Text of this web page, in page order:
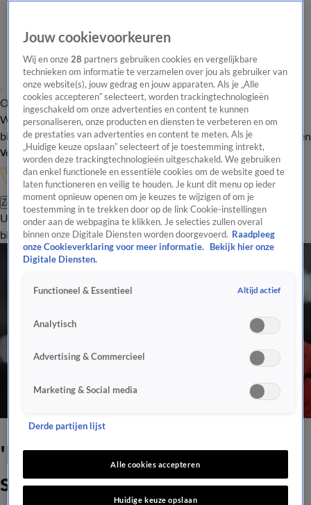
Overzicht Onze programma's Uitzendingen Onze gezichten
In de
WandelgangenInterviewsUitzending
bijwonenPodcastShopVeelgestelde vragenKijkersvraag insturen
Volg Vandaag Inside
Zoeken
UitzendingenVandaag InsideDe OranjezomerShopUitzending
bijwonen
'PSV komt in zoektocht naar
spits uit bij Groningen-flop'
Jouw cookievoorkeuren
Wij en onze28 partners gebruiken cookies en vergelijkbare
technieken om informatie te verzamelen over jou als gebruiker van
onze website(s), jouw gedrag en jouw apparaten. Als je „Alle
cookies accepteren” selecteert, worden trackingtechnologieën
ingeschakeld om onze advertenties en content te kunnen
personaliseren, onze producten en diensten te verbeteren en om
de prestaties van advertenties en content te meten. Als je
„Huidige keuze opslaan” selecteert of je toestemming intrekt,
worden deze trackingtechnologieën uitgeschakeld. We gebruiken
dan enkel functionele en essentiële cookies om de website goed te
laten functioneren en veilig te houden. Je kunt dit menu op ieder
moment opnieuw openen om je keuzes te wijzigen of om je
toestemming in te trekken door op de link Cookie-instellingen
onder aan de webpagina te klikken. Je selecties zullen overal
binnen onze Digitale Diensten worden doorgevoerd. Raadpleeg
onze Cookieverklaring voor meer informatie.
Bekijk hier onze
Digitale Diensten.
Functioneel & Essentieel Altijd actief
Analytisch
Advertising & Commercieel
Marketing & Social media
Derde partijen lijst
Alle cookies accepteren
Huidige keuze opslaan